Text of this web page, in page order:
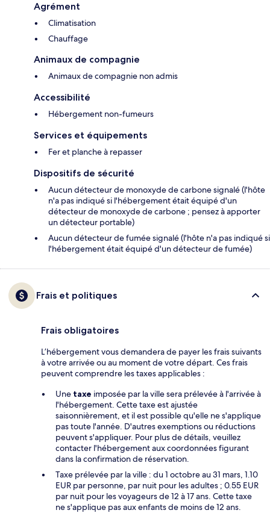
Agrément
Climatisation
Chauffage
Animaux de compagnie
Animaux de compagnie non admis
Accessibilité
Hébergement non-fumeurs
Services et équipements
Fer et planche à repasser
Dispositifs de sécurité
Aucun détecteur de monoxyde de carbone signalé (l'hôte
n'a pas indiqué si l'hébergement était équipé d'un
détecteur de monoxyde de carbone ; pensez à apporter
un détecteur portable)
Aucun détecteur de fumée signalé (l'hôte n'a pas indiqué si
l'hébergement était équipé d'un détecteur de fumée)
Frais et politiques
Frais obligatoires
L’hébergement vous demandera de payer les frais suivants
à votre arrivée ou au moment de votre départ. Ces frais
peuvent comprendre les taxes applicables :
Une taxe imposée par la ville sera prélevée à l'arrivée à
l'hébergement. Cette taxe est ajustée
saisonnièrement, et il est possible qu'elle ne s'applique
pas toute l'année. D'autres exemptions ou réductions
peuvent s'appliquer. Pour plus de détails, veuillez
contacter l'hébergement aux coordonnées figurant
dans la confirmation de réservation.
Taxe prélevée par la ville : du 1 octobre au 31 mars, 1.10
EUR par personne, par nuit pour les adultes ; 0.55 EUR
par nuit pour les voyageurs de 12 à 17 ans. Cette taxe
ne s'applique pas aux enfants de moins de 12 ans.